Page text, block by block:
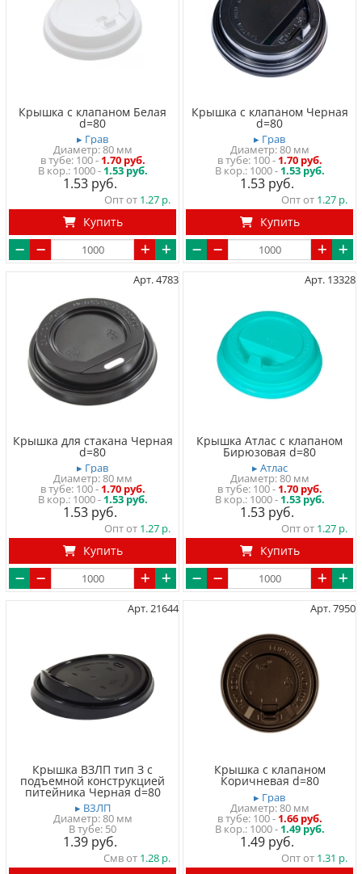
Крышка с клапаном Белая
d=80
▸ Грав
Диаметр: 80 мм
в тубе 100- 1.70 руб.
1000 - 1.53 руб.
1.53
Опт от 1.27
Купить
Крышка с клапаном Черная
d=80
▸ Грав
Диаметр: 80 мм
в тубе 100- 1.70 руб.
1000 - 1.53 руб.
1.53
Опт от 1.27
Купить
Арт. 4783
Крышка для стакана Черная
d=80
▸ Грав
Диаметр: 80 мм
в тубе 100- 1.70 руб.
1000 - 1.53 руб.
1.53
Опт от 1.27
Купить
Арт. 13328
Крышка Атлас с клапаном
Бирюзовая d=80
▸ Атлас
Диаметр: 80 мм
в тубе 100- 1.70 руб.
1000 - 1.53 руб.
1.53
Опт от 1.27
Купить
Арт. 21644
Крышка ВЗЛП тип З с
подъемной конструкцией
питейника Черная d=80
▸ ВЗЛП
Диаметр: 80 мм
В тубе 50
1.39
Смв от 1.28
Арт. 7950
Крышка с клапаном
Коричневая d=80
▸ Грав
Диаметр: 80 мм
в тубе 100- 1.66 руб.
1000 - 1.49 руб.
1.49
Опт от 1.31